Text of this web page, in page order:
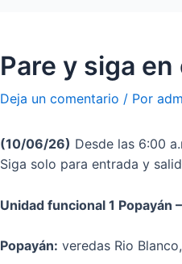
Pare y siga
Deja un comentario / Por
(10/06/26) Desde las 6:00
Siga solo para entrada y
Unidad funcional 1 Popayán
Popayán: veredas Rio